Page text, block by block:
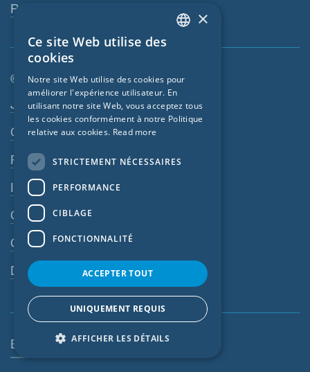
Revendeurs
© SIGA 2026
Navigation en pied de page
Jobs
Contact
Règles de confidentialité
Impressum
CGV
CGA
Dispositif d’alerte
Belgique (FR)
ENGLISH
FRENCH
CZECH
LATVIAN
NORWEGIAN
×
Ce site Web utilise des
cookies
Notre site Web utilise des cookies pour
améliorer l'expérience utilisateur. En
utilisant notre site Web, vous acceptez tous
les cookies conformément à notre Politique
relative aux cookies. Read more
STRICTEMENT NÉCESSAIRES
PERFORMANCE
CIBLAGE
FONCTIONNALITÉ
ACCEPTER TOUT
UNIQUEMENT REQUIS
AFFICHER LES DÉTAILS